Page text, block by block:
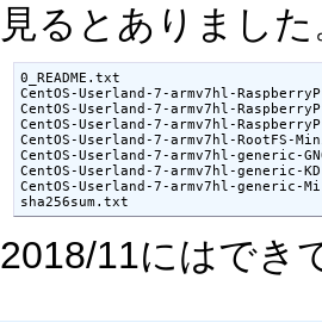
見るとありました
0_README.txt
CentOS-Userland-7-armv7hl-
CentOS-Userland-7-armv7hl-
CentOS-Userland-7-armv7hl-
CentOS-Userland-7-armv7hl-RootFS-
CentOS-Userland-7-armv7hl-generic-
CentOS-Userland-7-armv7hl-generic-
CentOS-Userland-7-armv7hl-generic-
2018/11にはでき